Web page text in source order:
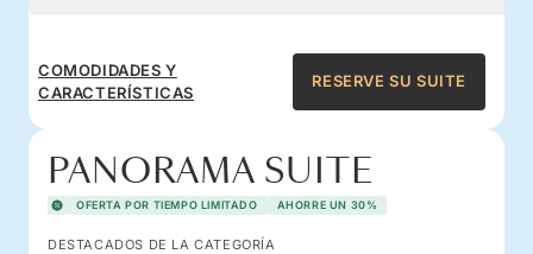
COMODIDADES Y
CARACTERÍSTICAS
RESERVE SU SUITE
PANORAMA SUITE
OFERTA POR TIEMPO LIMITADO AHORRE UN 30%
DESTACADOS DE LA CATEGORÍA